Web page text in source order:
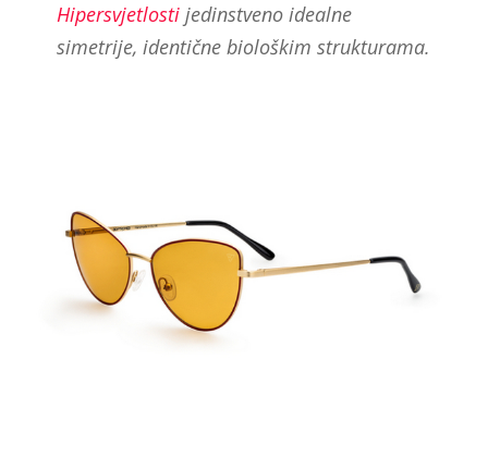
Hipersvjetlosti jedinstveno idealne
simetrije, identične biološkim strukturama.